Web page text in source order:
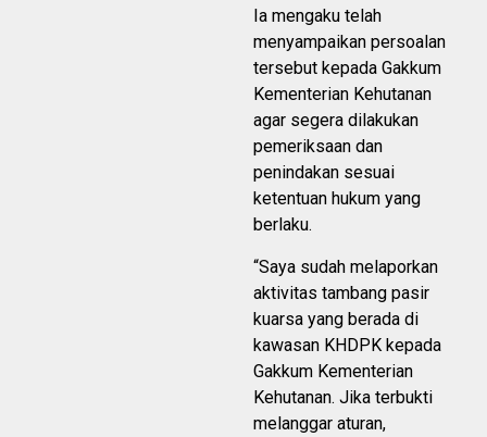
Ia mengaku telah
menyampaikan persoalan
tersebut kepada Gakkum
Kementerian Kehutanan
agar segera dilakukan
pemeriksaan dan
penindakan sesuai
ketentuan hukum yang
berlaku.
“Saya sudah melaporkan
aktivitas tambang pasir
kuarsa yang berada di
kawasan KHDPK kepada
Gakkum Kementerian
Kehutanan. Jika terbukti
melanggar aturan,